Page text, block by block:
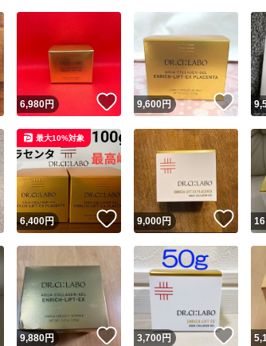
いいね！
6,980円 いいね！
9,600円 いい
いいね！
6,400円 いいね！
最大10%対象
9,000円 い
いいね！
9,880円 いいね！
3,700円 い